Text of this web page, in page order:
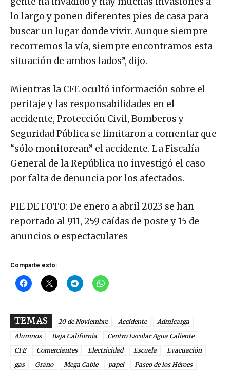
lo largo y ponen diferentes pies de casa para
buscar un lugar donde vivir. Aunque siempre
recorremos la vía, siempre encontramos esta
situación de ambos lados”, dijo.
Mientras la CFE ocultó información sobre el
peritaje y las responsabilidades en el
accidente, Protección Civil, Bomberos y
Seguridad Pública se limitaron a comentar que
“sólo monitorean” el accidente. La Fiscalía
General de la República no investigó el caso
por falta de denuncia por los afectados.
PIE DE FOTO: De enero a abril 2023 se han
reportado al 911, 259 caídas de poste y 15 de
anuncios o espectaculares
Comparte esto:
TEMAS 20 de Noviembre Accidente
Admicarga
Alumnos
Baja California
Centro Escolar Agua Caliente
CFE
Comerciantes Electricidad Escuela
Evacuación
gas
Grano Mega Cable papel
Paseo de los Héroes